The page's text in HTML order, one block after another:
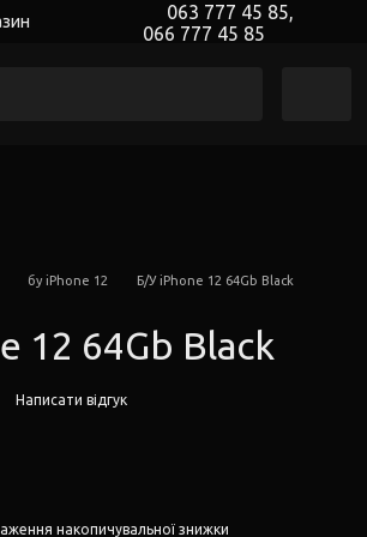
063 777 45 85,
066 777 45 85
бу iPhone 12 Б/У iPhone 12 64Gb Black
12 64Gb Black
Написати відгук
накопичувальної знижки